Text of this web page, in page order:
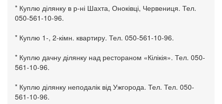
* Куплю ділянку в р-ні Шахта, Оноківці, Червениця. Тел.
050-561-10-96.
* Куплю 1-, 2-кімн. квартиру. Тел. 050-561-10-96.
* Куплю дачну ділянку над рестораном «Кілікія». Тел. 050-
561-10-96.
* Куплю ділянку неподалік від Ужгорода. Тел. Тел. 050-
561-10-96.